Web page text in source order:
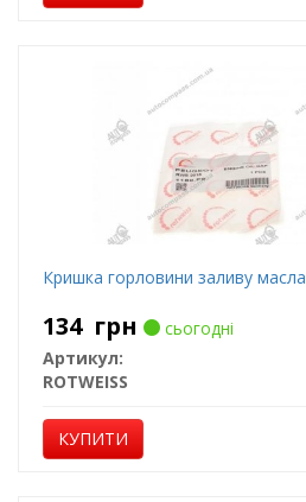
Кришка горловини заливу масла
134 грн
сьогодні
Артикул:
ROTWEISS
КУПИТИ